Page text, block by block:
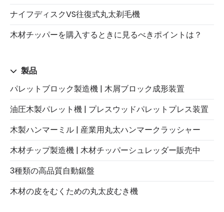
ナイフディスクVS往復式丸太剃毛機
木材チッパーを購入するときに見るべきポイントは？
製品
パレットブロック製造機 | 木屑ブロック成形装置
油圧木製パレット機 | プレスウッドパレットプレス装置
木製ハンマーミル | 産業用丸太ハンマークラッシャー
木材チップ製造機 | 木材チッパーシュレッダー販売中
3種類の高品質自動鋸盤
木材の皮をむくための丸太皮むき機